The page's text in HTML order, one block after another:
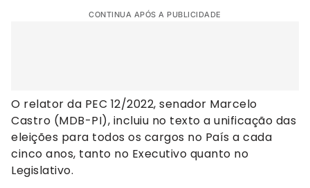
CONTINUA APÓS A PUBLICIDADE
O relator da PEC 12/2022, senador Marcelo
Castro (MDB-PI), incluiu no texto a unificação das
eleições para todos os cargos no País a cada
cinco anos, tanto no Executivo quanto no
Legislativo.